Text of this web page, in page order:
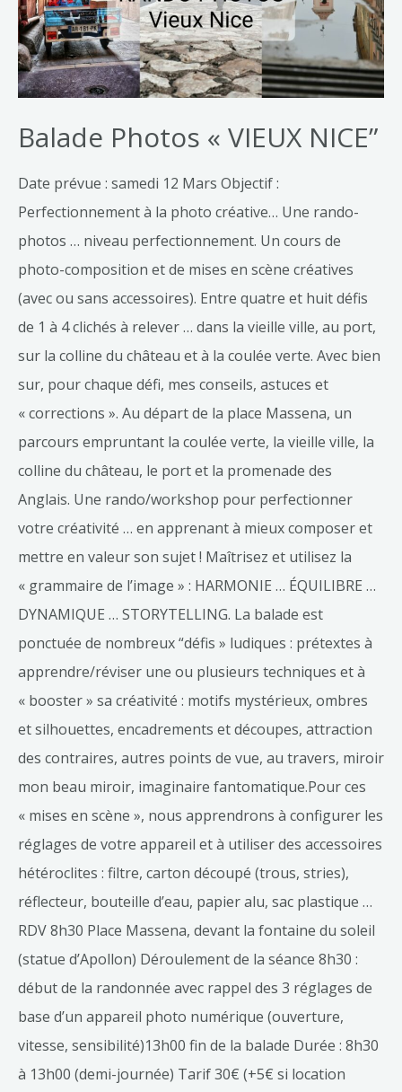
Balade Photos « VIEUX NICE”
Date prévue : samedi 12 Mars Objectif :
Perfectionnement à la photo créative… Une rando-
photos … niveau perfectionnement. Un cours de
photo-composition et de mises en scène créatives
(avec ou sans accessoires). Entre quatre et huit défis
de 1 à 4 clichés à relever … dans la vieille ville, au port,
sur la colline du château et à la coulée verte. Avec bien
sur, pour chaque défi, mes conseils, astuces et
« corrections ». Au départ de la place Massena, un
parcours empruntant la coulée verte, la vieille ville, la
colline du château, le port et la promenade des
Anglais. Une rando/workshop pour perfectionner
votre créativité … en apprenant à mieux composer et
mettre en valeur son sujet ! Maîtrisez et utilisez la
« grammaire de l’image » : HARMONIE … ÉQUILIBRE …
DYNAMIQUE … STORYTELLING. La balade est
ponctuée de nombreux “défis » ludiques : prétextes à
apprendre/réviser une ou plusieurs techniques et à
« booster » sa créativité : motifs mystérieux, ombres
et silhouettes, encadrements et découpes, attraction
des contraires, autres points de vue, au travers, miroir
mon beau miroir, imaginaire fantomatique.Pour ces
« mises en scène », nous apprendrons à configurer les
réglages de votre appareil et à utiliser des accessoires
hétéroclites : filtre, carton découpé (trous, stries),
réflecteur, bouteille d’eau, papier alu, sac plastique …
RDV 8h30 Place Massena, devant la fontaine du soleil
(statue d’Apollon) Déroulement de la séance 8h30 :
début de la randonnée avec rappel des 3 réglages de
base d’un appareil photo numérique (ouverture,
vitesse, sensibilité)13h00 fin de la balade Durée : 8h30
à 13h00 (demi-journée) Tarif 30€ (+5€ si location